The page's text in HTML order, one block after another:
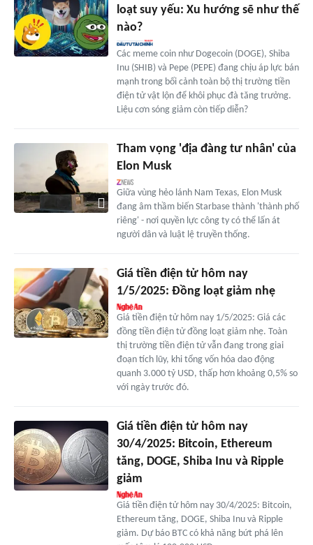
loạt suy yếu: Xu hướng sẽ như thế
nào?
Các meme coin như Dogecoin (DOGE), Shiba
Inu (SHIB) và Pepe (PEPE) đang chịu áp lực bán
mạnh trong bối cảnh toàn bộ thị trường tiền
điện tử vật lộn để khôi phục đà tăng trưởng.
Liệu cơn sóng giảm còn tiếp diễn?
Tham vọng 'địa đàng tư nhân' của
Elon Musk
Giữa vùng hẻo lánh Nam Texas, Elon Musk
đang âm thầm biến Starbase thành 'thành phố
riêng' - nơi quyền lực công ty có thể lấn át
người dân và luật lệ truyền thống.
Giá tiền điện tử hôm nay
1/5/2025: Đồng loạt giảm nhẹ
Giá tiền điện tử hôm nay 1/5/2025: Giá các
đồng tiền điện tử đồng loạt giảm nhẹ. Toàn
thị trường tiền điện tử vẫn đang trong giai
đoạn tích lũy, khi tổng vốn hóa dao động
quanh 3.000 tỷ USD, thấp hơn khoảng 0,5% so
với ngày trước đó.
Giá tiền điện tử hôm nay
30/4/2025: Bitcoin, Ethereum
tăng, DOGE, Shiba Inu và Ripple
giảm
Giá tiền điện tử hôm nay 30/4/2025: Bitcoin,
Ethereum tăng, DOGE, Shiba Inu và Ripple
giảm. Dự báo BTC có khả năng bứt phá lên